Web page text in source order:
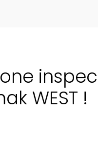
WEST !